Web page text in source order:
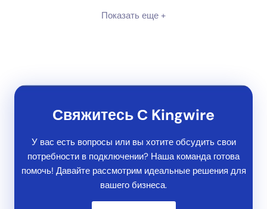
Показать еще +
Свяжитесь С Kingwire
У вас есть вопросы или вы хотите обсудить свои
потребности в подключении? Наша команда готова
помочь! Давайте рассмотрим идеальные решения для
вашего бизнеса.